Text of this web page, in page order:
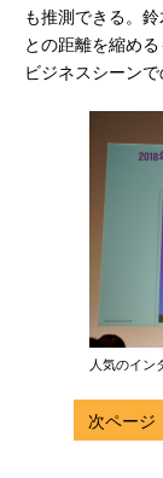
も推測できる。
との距離を縮め
ビジネスシーンで
人気のイン